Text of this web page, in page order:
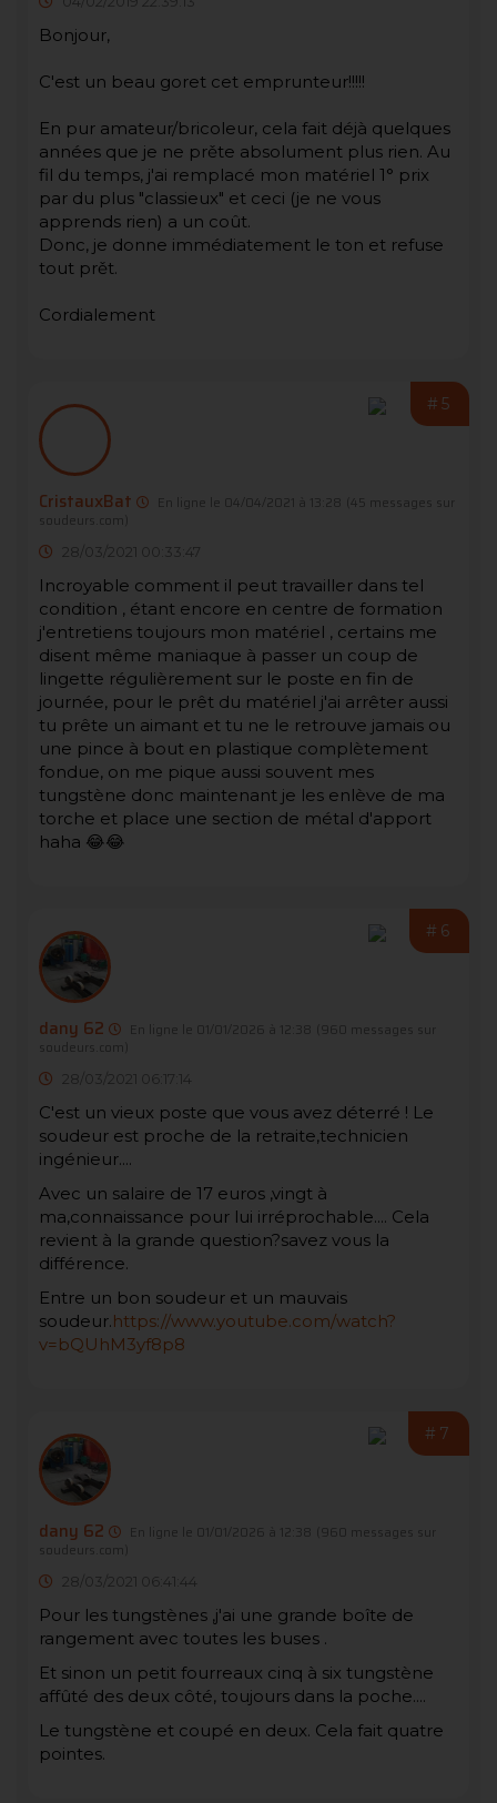
Bonjour,
C'est un beau goret cet emprunteur!!!!!
En pur amateur/bricoleur, cela fait déjà quelques
années que je ne prěte absolument plus rien. Au
fil du temps, j'ai remplacé mon matériel 1° prix
par du plus "classieux" et ceci (je ne vous
apprends rien) a un coût.
Donc, je donne immédiatement le ton et refuse
tout prět.
Cordialement
#5
CristauxBat En ligne le 04/04/2021 à 13:28
(45 messages sur
soudeurs.com)
28/03/2021 00:33:47
Incroyable comment il peut travailler dans tel
condition , étant encore en centre de formation
j'entretiens toujours mon matériel , certains me
disent même maniaque à passer un coup de
lingette régulièrement sur le poste en fin de
journée, pour le prêt du matériel j'ai arrêter aussi
tu prête un aimant et tu ne le retrouve jamais ou
une pince à bout en plastique complètement
fondue, on me pique aussi souvent mes
tungstène donc maintenant je les enlève de ma
torche et place une section de métal d'apport
haha 😂😂
#6
dany 62 En ligne le 01/01/2026 à 12:38
(960 messages sur
soudeurs.com)
28/03/2021 06:17:14
C'est un vieux poste que vous avez déterré ! Le
soudeur est proche de la retraite,technicien
ingénieur....
Avec un salaire de 17 euros ,vingt à
ma,connaissance pour lui irréprochable.... Cela
revient à la grande question?savez vous la
différence.
Entre un bon soudeur et un mauvais
soudeur.https://www.youtube.com/watch?
v=bQUhM3yf8p8
#7
dany 62 En ligne le 01/01/2026 à 12:38
(960 messages sur
soudeurs.com)
28/03/2021 06:41:44
Pour les tungstènes ,j'ai une grande boîte de
rangement avec toutes les buses .
Et sinon un petit fourreaux cinq à six tungstène
affûté des deux côté, toujours dans la poche....
Le tungstène et coupé en deux. Cela fait quatre
pointes.